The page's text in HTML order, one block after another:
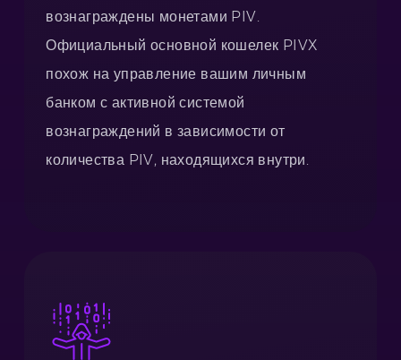
вознаграждены монетами PIV.
Официальный основной кошелек PIVX
похож на управление вашим личным
банком с активной системой
вознаграждений в зависимости от
количества PIV, находящихся внутри.